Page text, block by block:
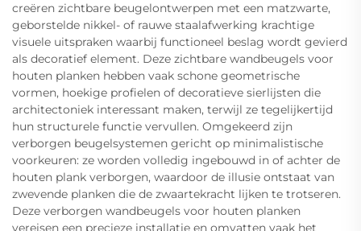
creëren zichtbare beugelontwerpen met een matzwarte,
geborstelde nikkel- of rauwe staalafwerking krachtige
visuele uitspraken waarbij functioneel beslag wordt gevierd
als decoratief element. Deze zichtbare wandbeugels voor
houten planken hebben vaak schone geometrische
vormen, hoekige profielen of decoratieve sierlijsten die
architectoniek interessant maken, terwijl ze tegelijkertijd
hun structurele functie vervullen. Omgekeerd zijn
verborgen beugelsystemen gericht op minimalistische
voorkeuren: ze worden volledig ingebouwd in of achter de
houten plank verborgen, waardoor de illusie ontstaat van
zwevende planken die de zwaartekracht lijken te trotseren.
Deze verborgen wandbeugels voor houten planken
vereisen een precieze installatie en omvatten vaak het